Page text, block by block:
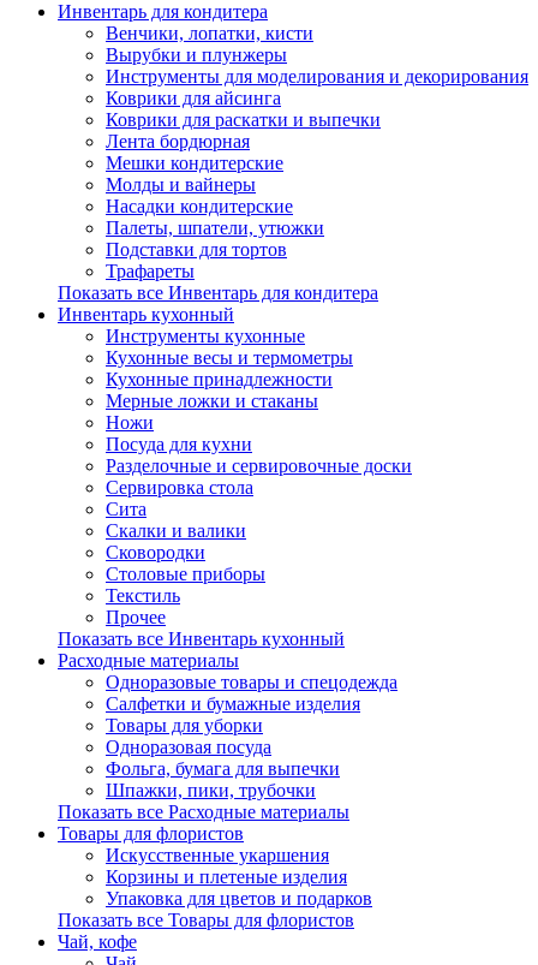
Инвентарь для кондитера
Венчики, лопатки, кисти
Вырубки и плунжеры
Инструменты для моделирования и декорирования
Коврики для айсинга
Коврики для раскатки и выпечки
Лента бордюрная
Мешки кондитерские
Молды и вайнеры
Насадки кондитерские
Палеты, шпатели, утюжки
Подставки для тортов
Трафареты
Показать все Инвентарь для кондитера
Инвентарь кухонный
Инструменты кухонные
Кухонные весы и термометры
Кухонные принадлежности
Мерные ложки и стаканы
Ножи
Посуда для кухни
Разделочные и сервировочные доски
Сервировка стола
Сита
Скалки и валики
Сковородки
Столовые приборы
Текстиль
Прочее
Показать все Инвентарь кухонный
Расходные материалы
Одноразовые товары и спецодежда
Салфетки и бумажные изделия
Товары для уборки
Одноразовая посуда
Фольга, бумага для выпечки
Шпажки, пики, трубочки
Показать все Расходные материалы
Товары для флористов
Искусственные укаршения
Корзины и плетеные изделия
Упаковка для цветов и подарков
Показать все Товары для флористов
Чай, кофе